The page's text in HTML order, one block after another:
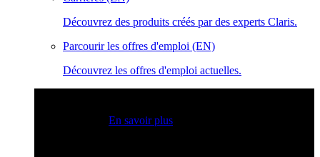
Découvrez des produits créés par des experts Claris.
Parcourir les offres d'emploi (EN)
Découvrez les offres d'emploi actuelles.
En savoir plus